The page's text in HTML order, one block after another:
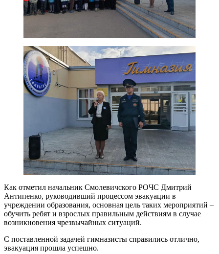
Как отметил начальник Смолевичского РОЧС Дмитрий
Антипенко, руководивший процессом эвакуации в
учреждении образования, основная цель таких мероприятий –
обучить ребят и взрослых правильным действиям в случае
возникновения чрезвычайных ситуаций.
С поставленной задачей гимназисты справились отлично,
эвакуация прошла успешно.